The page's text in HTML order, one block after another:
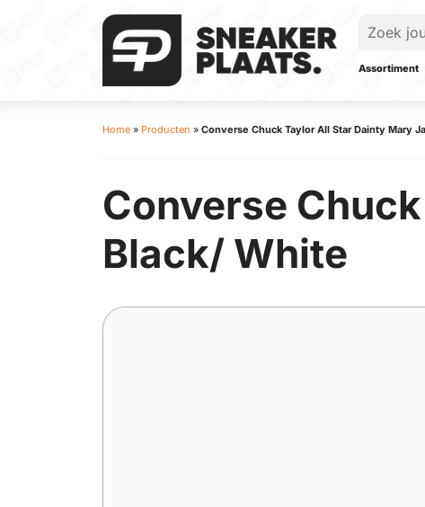
Assortiment
Home » Producten » Converse Chuck Taylor All Star Dainty Mary
Converse
Black/ White